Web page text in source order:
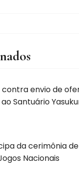
envio de
Santuário
da cerimônia
Nacionais